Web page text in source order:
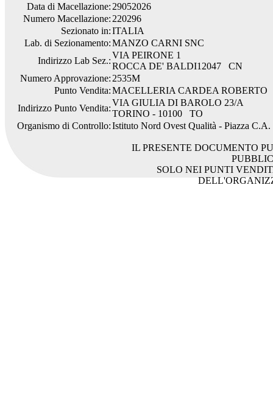
Data di Macellazione: 29052026
Numero Macellazione: 220296
Sezionato in:ITALIA
Lab. di Sezionamento:MANZO CARNI SNC
Indirizzo Lab Sez.:
VIA PEIRONE 1
ROCCA DE' BALDI12047 CN
Numero Approvazione: 2535M
Punto Vendita:MACELLERIA CARDEA ROBERTO
Indirizzo Punto Vendita:
VIA GIULIA DI BAROLO 23/A
TORINO - 10100 TO
Organismo di Controllo:Istituto Nord Ovest Qualità - Piazza
IL PRESENTE DOCUMENTO
SOLO NEI PUNTI